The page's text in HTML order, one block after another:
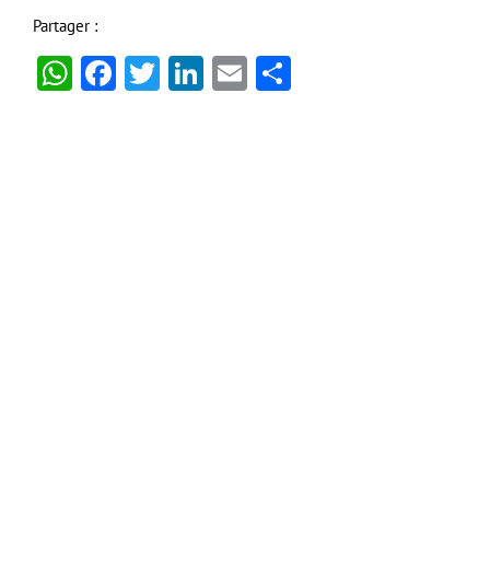
Partager :
WhatsApp
Facebook
Twitter
LinkedIn
Email